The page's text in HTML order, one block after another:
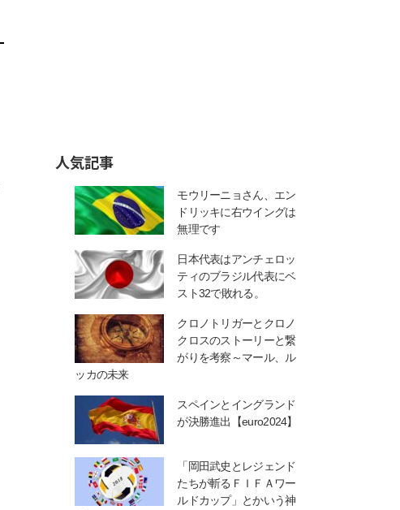
人気記事
モウリーニョさん、エン
ドリッキに右ウイングは
無理です
日本代表はアンチェロッ
ティのブラジル代表にベ
スト32で敗れる。
クロノトリガーとクロノ
クロスのストーリーと繋
がりを考察～マール、ル
ッカの未来
スペインとイングランド
が決勝進出【euro2024】
「岡田武史とレジェンド
たちが斬るＦＩＦＡワー
ルドカップ」とかいう神